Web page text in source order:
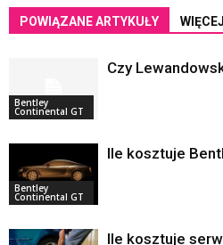
POWIĄZANE ARTYKUŁY
Bentley
Continental GT
Czy
Bentley
Continental GT
Ile kosztuje
Ile kosztuje